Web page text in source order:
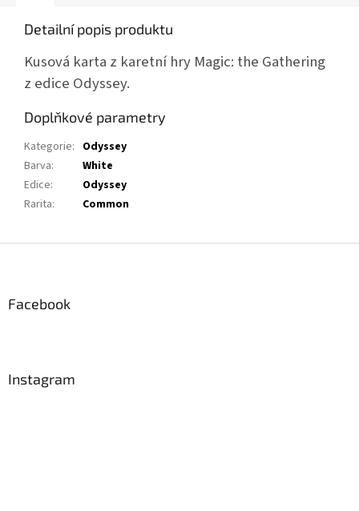
Detailní popis produktu
Kusová karta z karetní hry Magic: the Gathering
z edice Odyssey.
Doplňkové parametry
Kategorie: Odyssey
Barva:
White
Edice:
Odyssey
Rarita: Common
Facebook
Instagram